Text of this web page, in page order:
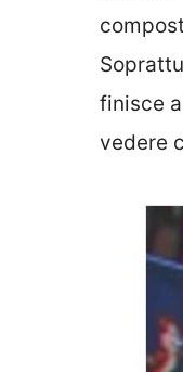
finisce
vedere